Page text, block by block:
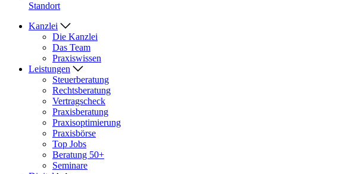
Standort
Kanzlei
Die Kanzlei
Das Team
Praxiswissen
Leistungen
Steuerberatung
Rechtsberatung
Vertragscheck
Praxisberatung
Praxisoptimierung
Praxisbörse
Top Jobs
Beratung 50+
Seminare